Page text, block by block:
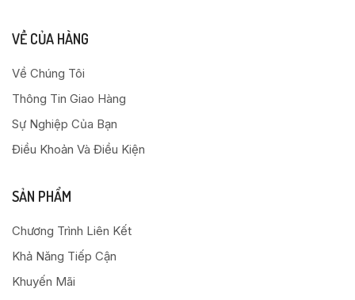
VỀ CỦA HÀNG
Về Chúng Tôi
Thông Tin Giao Hàng
Sự Nghiệp Của Bạn
Điều Khoản Và Điều Kiện
SẢN PHẨM
Chương Trình Liên Kết
Khả Năng Tiếp Cận
Khuyến Mãi